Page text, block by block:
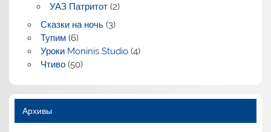
УАЗ Патритот(2)
Сказки на ночь(3)
Тупим(6)
Уроки Moninis Studio(4)
Чтиво(50)
Архивы